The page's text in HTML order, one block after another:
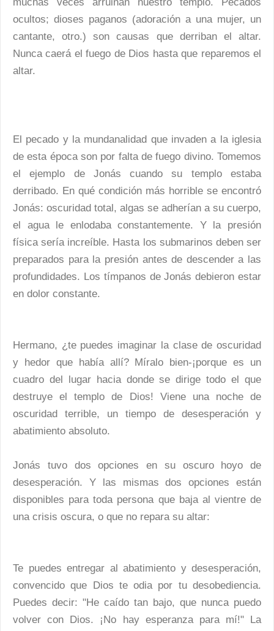
ocultos; dioses paganos (adoración a una mujer, un
cantante, otro.) son causas que derriban el altar.
Nunca caerá el fuego de Dios hasta que reparemos el
altar.
El pecado y la mundanalidad que invaden a la iglesia
de esta época son por falta de fuego divino. Tomemos
el ejemplo de Jonás cuando su templo estaba
derribado. En qué condición más horrible se encontró
Jonás: oscuridad total, algas se adherían a su cuerpo,
el agua le enlodaba constantemente. Y la presión
física sería increíble. Hasta los submarinos deben ser
preparados para la presión antes de descender a las
profundidades. Los tímpanos de Jonás debieron estar
en dolor constante.
Hermano, ¿te puedes imaginar la clase de oscuridad
y hedor que había allí? Míralo bien-¡porque es un
cuadro del lugar hacia donde se dirige todo el que
destruye el templo de Dios! Viene una noche de
oscuridad terrible, un tiempo de desesperación y
abatimiento absoluto.
Jonás tuvo dos opciones en su oscuro hoyo de
desesperación. Y las mismas dos opciones están
disponibles para toda persona que baja al vientre de
una crisis oscura, o que no repara su altar:
Te puedes entregar al abatimiento y desesperación,
convencido que Dios te odia por tu desobediencia.
Puedes decir: "He caído tan bajo, que nunca puedo
volver con Dios. ¡No hay esperanza para mí!" La